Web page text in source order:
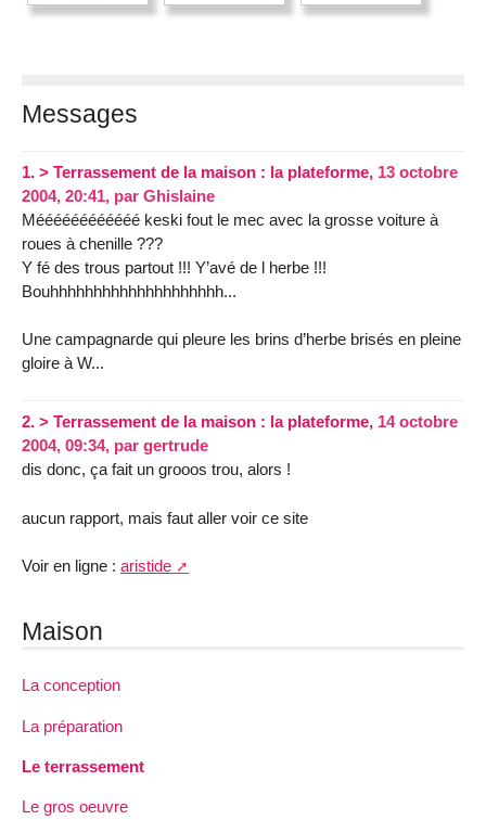
Messages
1. > Terrassement de la maison : la plateforme, 13 octobre
2004, 20:41, par Ghislaine
Méééééééééééé keski fout le mec avec la grosse voiture à
roues à chenille ???
Y fé des trous partout !!! Y’avé de l herbe !!!
Bouhhhhhhhhhhhhhhhhhhhh...
Une campagnarde qui pleure les brins d’herbe brisés en pleine
gloire à W...
2. > Terrassement de la maison : la plateforme, 14 octobre
2004, 09:34, par gertrude
dis donc, ça fait un grooos trou, alors !
aucun rapport, mais faut aller voir ce site
Voir en ligne : aristide
Maison
La conception
La préparation
Le terrassement
Le gros oeuvre